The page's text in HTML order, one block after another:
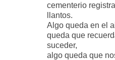
cementerio
llantos.
Algo queda en el
queda que
suceder,
algo queda que